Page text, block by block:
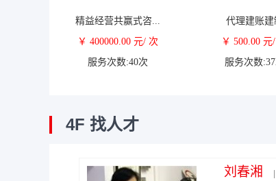
精益经营共赢式咨...
￥ 400000.00 元/ 次
服务次数:40次
代理建账建
￥ 500.00 元
服务次数
4F 找人才
余永富
艾爱国
杨春燕
蔡文 |
曾萍 |
唐英凯
刘新庚
刘春湘
张运生